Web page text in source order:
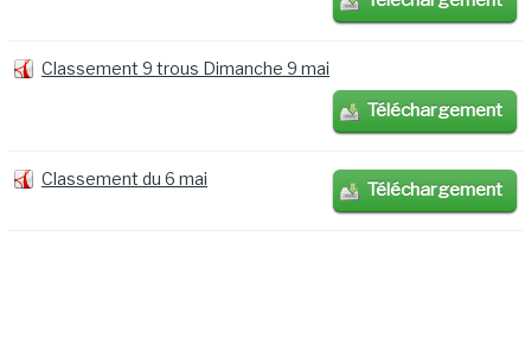
Classement 9 trous Dimanche 9 mai
Téléchargement
Classement du 6 mai Téléchargement